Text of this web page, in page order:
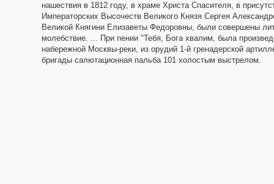
нашествия в 1812 году, в храме Христа Спасителя, в
Императорских Высочеств Великого Князя Сергея
Великой Княгини Елизаветы Федоровны, были совершены
молебствие. ... При пении "Тебя, Бога хвалим, была
набережной Москвы-реки, из орудий 1-й гренадерской
бригады салютационная пальба 101 холостым выстрелом.